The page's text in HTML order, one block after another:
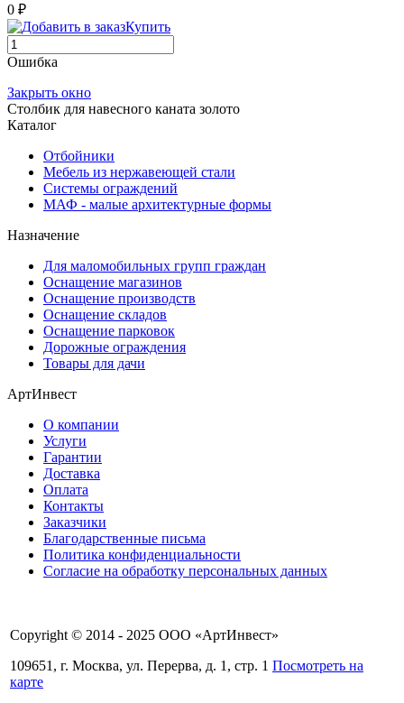
0 ₽
Купить
Ошибка
Закрыть окно
Столбик для навесного каната золото
Каталог
Отбойники
Мебель из нержавеющей стали
Системы ограждений
МАФ - малые архитектурные формы
Назначение
Для маломобильных групп граждан
Оснащение магазинов
Оснащение производств
Оснащение складов
Оснащение парковок
Дорожные ограждения
Товары для дачи
АртИнвест
О компании
Услуги
Гарантии
Доставка
Оплата
Контакты
Заказчики
Благодарственные письма
Политика конфиденциальности
Согласие на обработку персональных данных
Copyright © 2014 - 2025 ООО «АртИнвест»
109651, г. Москва, ул. Перерва, д. 1, стр. 1 Посмотреть на
карте